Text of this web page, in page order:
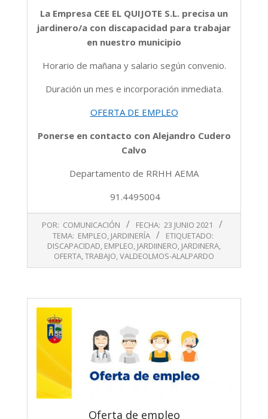
La Empresa CEE EL QUIJOTE S.L. precisa un
jardinero/a con discapacidad para trabajar
en nuestro municipio
Horario de mañana y salario según convenio.
Duración un mes e incorporación inmediata.
OFERTA DE EMPLEO
Ponerse en contacto con Alejandro Cudero
Calvo
Departamento de RRHH AEMA
91.4495004
POR: COMUNICACIÓN FECHA: 23 JUNIO 2021
TEMA: EMPLEO, JARDINERÍA
ETIQUETADO:
DISCAPACIDAD, EMPLEO, JARDIINERO, JARDINERA,
OFERTA,TRABAJO,VALDEOLMOS-ALALPARDO
Oferta de empleo